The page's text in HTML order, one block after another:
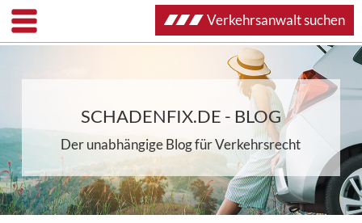
SCHADENFIX.DE - BLOG
Der unabhängige Blog für Verkehrsrecht
Verkehrsanwalt suchen